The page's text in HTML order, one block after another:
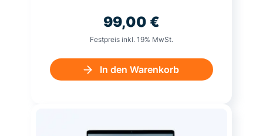
99,00 €
Festpreis inkl. 19% MwSt.
In den Warenkorb